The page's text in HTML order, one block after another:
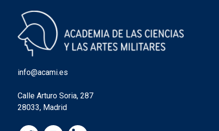
info@acami.es
Calle Arturo Soria, 287
28033, Madrid